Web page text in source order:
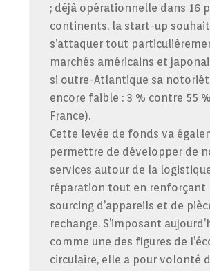
; déjà opérationnelle dans 16
continents, la start-up
s’attaquer tout
marchés américains et
si outre-Atlantique sa
encore faible : 3 % contre 55
France).
Cette levée de fonds va
permettre de développer de
services autour de la
réparation tout en renforçant
sourcing d’appareils et de
rechange. S’imposant
comme une des figures de
circulaire, elle a pour volonté